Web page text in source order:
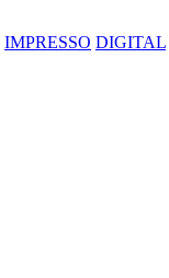
IMPRESSO DIGITAL